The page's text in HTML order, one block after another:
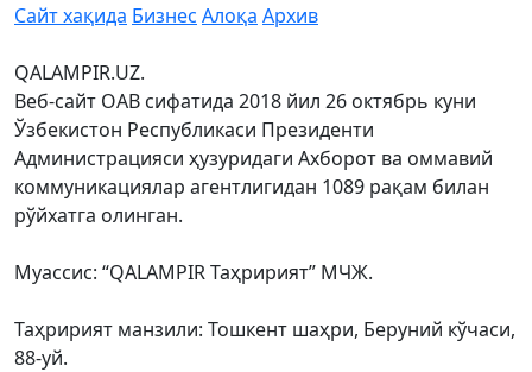
Сайт хақида Бизнес Алоқа Архив
QALAMPIR.UZ.
Веб-сайт ОАВ сифатида 2018 йил 26 октябрь куни
Ўзбекистон Республикаси Президенти
Администрацияси ҳузуридаги Ахборот ва оммавий
коммуникациялар агентлигидан 1089 рақам билан
рўйхатга олинган.
Муассис: “QALAMPIR Таҳририят” МЧЖ.
Таҳририят манзили: Тошкент шаҳри, Беруний кўчаси,
88-уй.